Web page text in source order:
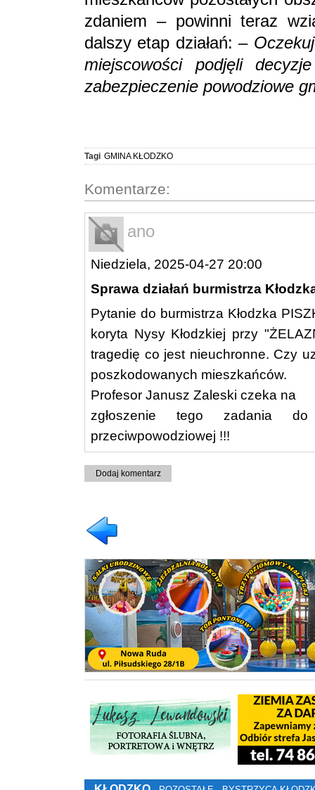
zdaniem – powinni teraz
dalszy etap działań: –
miejscowości podjęli
zabezpieczenie powodziowe
Tagi GMINA KŁODZKO
Komentarze:
ano
Niedziela, 2025-04-27 20:00
Sprawa działań burmistrza
Pytanie do burmistrza Kłodzka
koryta Nysy Kłodzkiej przy
tragedię co jest nieuchronne. Czy
poszkodowanych mieszkańców.
Profesor Janusz Zaleski czeka na
zgłoszenie tego zadania do
przeciwpowodziowej !!!
Dodaj komentarz